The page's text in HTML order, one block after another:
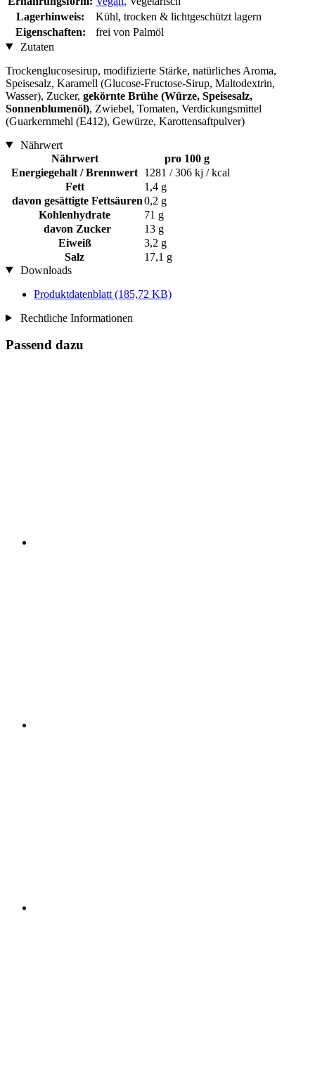
Lagerhinweis:
Kühl, trocken & lichtgeschützt lagern
Eigenschaften:
frei von Palmöl
Zutaten
Trockenglucosesirup, modifizierte Stärke, natürliches Aroma,
Speisesalz, Karamell (Glucose-Fructose-Sirup, Maltodextrin,
Wasser), Zucker, gekörnte Brühe (Würze, Speisesalz,
Sonnenblumenöl), Zwiebel, Tomaten, Verdickungsmittel
(Guarkernmehl (E412), Gewürze, Karottensaftpulver)
Nährwert
Nährwert
pro 100 g
Energiegehalt / Brennwert 1281 / 306 kj / kcal
Fett
1,4 g
davon gesättigte Fettsäuren0,2 g
Kohlenhydrate
71 g
davon Zucker
13 g
Eiweiß
3,2 g
Salz
17,1 g
Downloads
Produktdatenblatt (185,72 KB)
Rechtliche Informationen
Passend dazu